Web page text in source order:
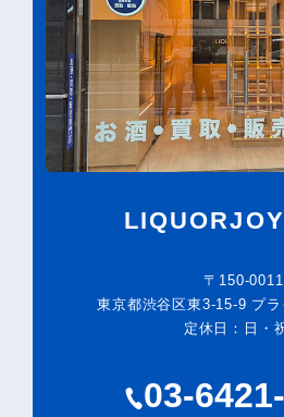
〒150-0011
東京都渋谷区東3-15-9 プ
定休日：日・
03-